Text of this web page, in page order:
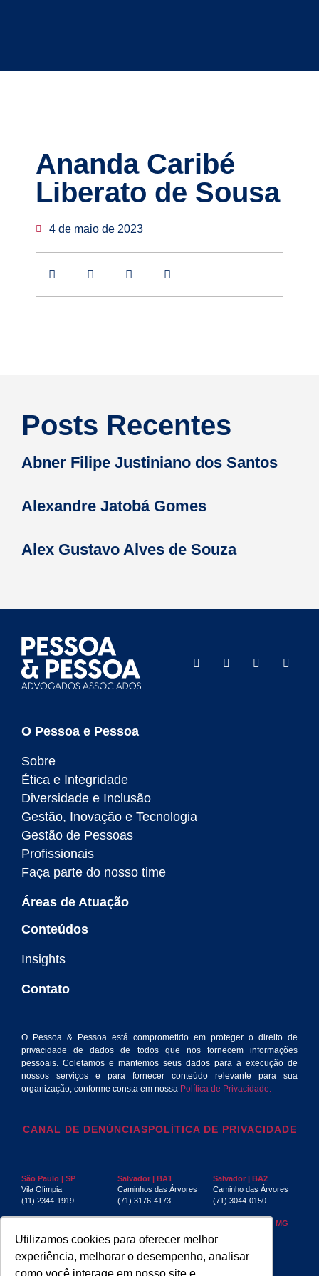
Utilizamos cookies para oferecer melhor
experiência, melhorar o desempenho, analisar
como você interage em nosso site e
Ananda Caribé
Liberato de Sousa
4 de maio de 2023
Posts Recentes
Abner Filipe Justiniano dos Santos
Alexandre Jatobá Gomes
Alex Gustavo Alves de Souza
O Pessoa e Pessoa
Sobre
Ética e Integridade
Diversidade e Inclusão
Gestão, Inovação e Tecnologia
Gestão de Pessoas
Profissionais
Faça parte do nosso time
Áreas de Atuação
Conteúdos
Insights
Contato
O Pessoa & Pessoa está comprometido em proteger o direito de
privacidade de dados de todos que nos fornecem informações
pessoais. Coletamos e mantemos seus dados para a execução de
nossos serviços e para fornecer conteúdo relevante para sua
organização, conforme consta em nossa Política de Privacidade.
CANAL DE DENÚNCIASPOLÍTICA DE PRIVACIDADE
São Paulo | SP
Vila Olímpia
(11) 2344-1919
Salvador | BA1
Caminhos das Árvores
(71) 3176-4173
Salvador | BA2
Caminho das Árvores
(71) 3044-0150
Centro
(21) 3553-4040
Boa Viagem
(81) 3032-4880
Belo Horizonte | MG
(31) 3267-6397
Aracaju | SE